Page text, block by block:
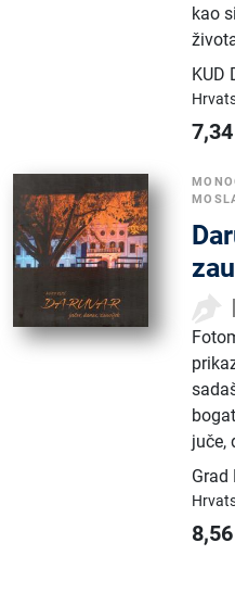
kao
KUD
7,34
juče,
Grad
8,56